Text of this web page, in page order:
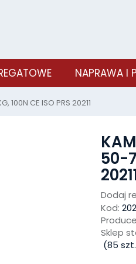
NAPRAWA I
100N CE ISO PRS 20211
50-
Dodaj
Kod:
Sklep
(85